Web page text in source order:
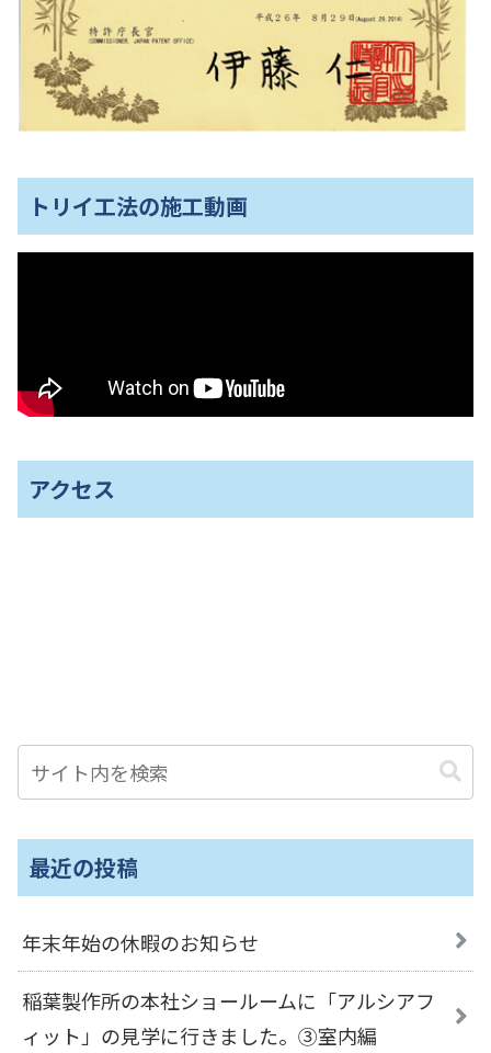
トリイ工法の施工動画
アクセス
最近の投稿
年末年始の休暇のお知らせ
稲葉製作所の本社ショールームに「アルシアフ
ィット」の見学に行きました。③室内編